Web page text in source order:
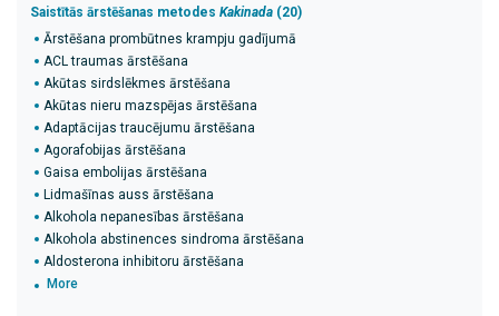
Saistītās ārstēšanas metodes Kakinada (20)
Ārstēšana prombūtnes krampju gadījumā
ACL traumas ārstēšana
Akūtas sirdslēkmes ārstēšana
Akūtas nieru mazspējas ārstēšana
Adaptācijas traucējumu ārstēšana
Agorafobijas ārstēšana
Gaisa embolijas ārstēšana
Lidmašīnas auss ārstēšana
Alkohola nepanesības ārstēšana
Alkohola abstinences sindroma ārstēšana
Aldosterona inhibitoru ārstēšana
More